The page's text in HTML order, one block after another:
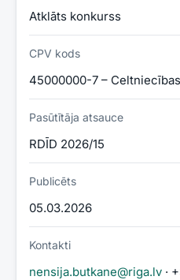
Atklāts konkurss
CPV kods
45000000-7 –
Pasūtītāja atsauce
RDĪD 2026/15
Publicēts
05.03.2026
Kontakti
nensija.butkane@riga.lv ·